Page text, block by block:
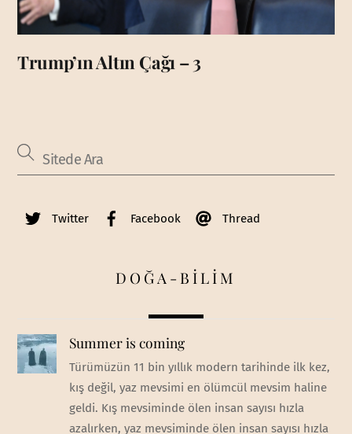
Trump’ın Altın Çağı – 3
Twitter Facebook Thread
DOĞA-BİLİM
Summer is coming
Türümüzün 11 bin yıllık modern tarihinde ilk kez,
kış değil, yaz mevsimi en ölümcül mevsim haline
geldi. Kış mevsiminde ölen insan sayısı hızla
azalırken, yaz mevsiminde ölen insan sayısı hızla